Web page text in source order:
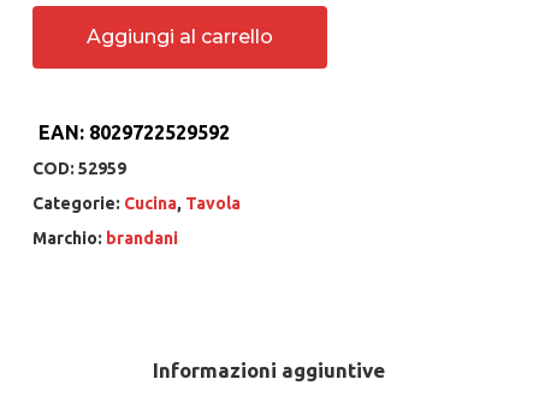
Aggiungi al carrello
EAN: 8029722529592
COD: 52959
Categorie: Cucina, Tavola
Marchio: brandani
Informazioni aggiuntive